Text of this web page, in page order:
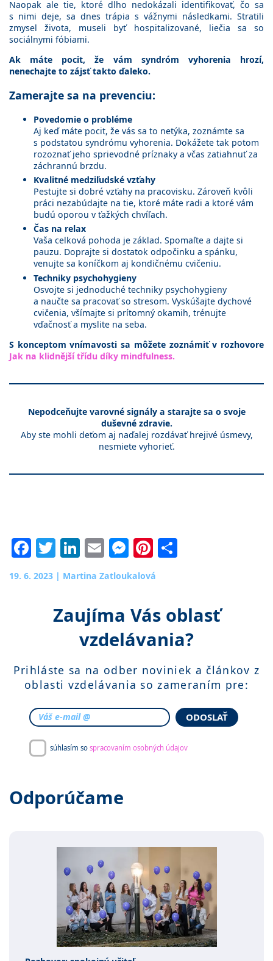
Naopak ale tie, ktoré dlho nedokázali identifikovať, čo sa
s nimi deje, sa dnes trápia s vážnymi následkami. Stratili
zmysel života, museli byť hospitalizované, liečia sa so
sociálnymi fóbiami.
Ak máte pocit, že vám syndróm vyhorenia hrozí,
nenechajte to zájsť takto ďaleko.
Zamerajte sa na prevenciu:
Povedomie o probléme
Aj keď máte pocit, že vás sa to netýka, zoznámte sa
s podstatou syndrómu vyhorenia. Dokážete tak potom
rozoznať jeho sprievodné príznaky a včas zatiahnuť za
záchrannú brzdu.
Kvalitné medziľudské vzťahy
Pestujte si dobré vzťahy na pracovisku. Zároveň kvôli
práci nezabúdajte na tie, ktoré máte radi a ktoré vám
budú oporou v ťažkých chvíľach.
Čas na relax
Vaša celková pohoda je základ. Spomaľte a dajte si
pauzu. Doprajte si dostatok odpočinku a spánku,
venujte sa koníčkom aj kondičnému cvičeniu.
Techniky psychohygieny
Osvojte si jednoduché techniky psychohygieny
a naučte sa pracovať so stresom. Vyskúšajte dychové
cvičenia, všímajte si prítomný okamih, trénujte
vďačnosť a myslite na seba.
S konceptom vnímavosti sa môžete zoznámiť v rozhovore
Jak na klidnější třídu díky mindfulness.
Nepodceňujte varovné signály a starajte sa o svoje
duševné zdravie.
Aby ste mohli deťom aj naďalej rozdávať hrejivé úsmevy,
nesmiete vyhorieť.
Facebook
Twitter
LinkedIn
EmailMessenger
Pinterest
19. 6. 2023 | Martina Zatloukalová
Zaujíma Vás oblasť
vzdelávania?
Prihláste sa na odber noviniek a článkov z
oblasti vzdelávania so zameraním pre:
ODOSLAŤ
súhlasím sospracovaním osobných údajov
Odporúčame